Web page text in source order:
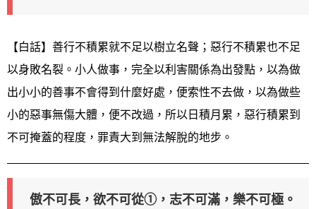
【白話】善行不積累就不足以樹立名聲；惡行不積累也不足
以身敗名裂。小人做事，完全以利害關係為出發點，以為做
出小小的善事不會得到什麼好處，便索性不去做，以為做些
小的惡事無傷大體，便不改過，所以日積月累，惡行積累到
不可掩蓋的程度，罪責大到無法解脫的地步。
傲不可長，欲不可從①，志不可滿，樂不可極。